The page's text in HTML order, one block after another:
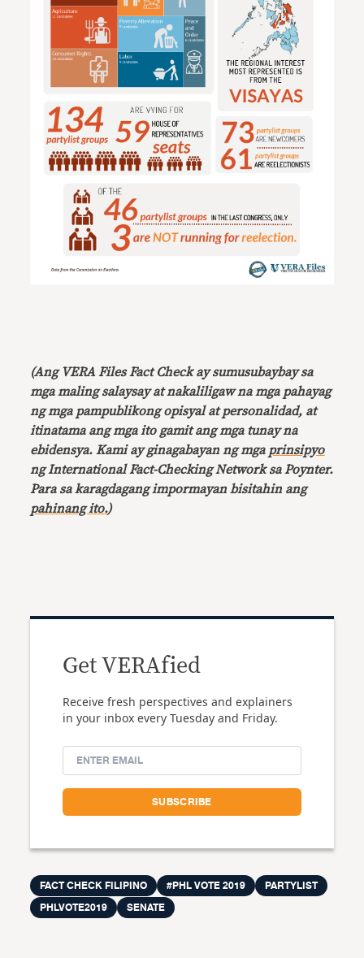
(Ang VERA Files Fact Check ay sumusubaybay sa
mga maling salaysay at nakaliligaw na mga pahayag
ng mga pampublikong opisyal at personalidad, at
itinatama ang mga ito gamit ang mga tunay na
ebidensya. Kami ay ginagabayan ng mga prinsipyo
ng International Fact-Checking Network sa Poynter.
Para sa karagdagang impormayan bisitahin ang
pahinang ito.)
Get VERAfied
Receive fresh perspectives and explainers
in your inbox every Tuesday and Friday.
FACT CHECK FILIPINO #PHL VOTE 2019
PARTYLIST
PHLVOTE2019
SENATE